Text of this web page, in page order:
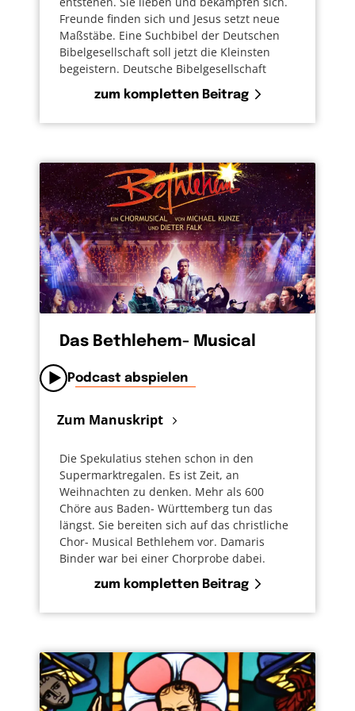
Freunde finden sich und Jesus setzt neue
Maßstäbe. Eine Suchbibel der Deutschen
Bibelgesellschaft soll jetzt die Kleinsten
begeistern. Deutsche Bibelgesellschaft
zum kompletten Beitrag
Das Bethlehem- Musical
Podcast abspielen
Zum Manuskript
Die Spekulatius stehen schon in den
Supermarktregalen. Es ist Zeit, an
Weihnachten zu denken. Mehr als 600
Chöre aus Baden- Württemberg tun das
längst. Sie bereiten sich auf das christliche
Chor- Musical Bethlehem vor. Damaris
Binder war bei einer Chorprobe dabei.
zum kompletten Beitrag